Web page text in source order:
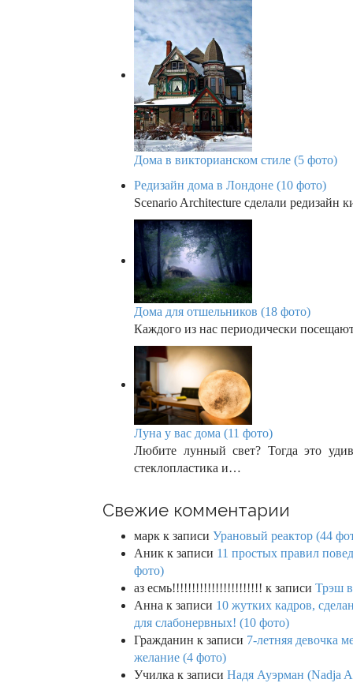
Дома в викторианском стиле (5 фото)
Редизайн дома в Лондоне (10 фото)
Scenario Architecture сделали редизайн
Дома для отшельников (18 фото)
Каждого из нас периодически
Луна у вас дома (11 фото)
Любите лунный свет? Тогда это
стеклопластика и…
Свежие комментарии
марк к записи Урановый реактор (44
Аник к записи 11 простых правил
фото)
аз есмь!!!!!!!!!!!!!!!!!!!!!!! к записи Трэш в
Анна к записи 10 жутких кадров,
для слабонервных! (10 фото)
Гражданин к записи 7-летняя девочка
желание (4 фото)
Училка к записи Надя Ауэрман (Nadja